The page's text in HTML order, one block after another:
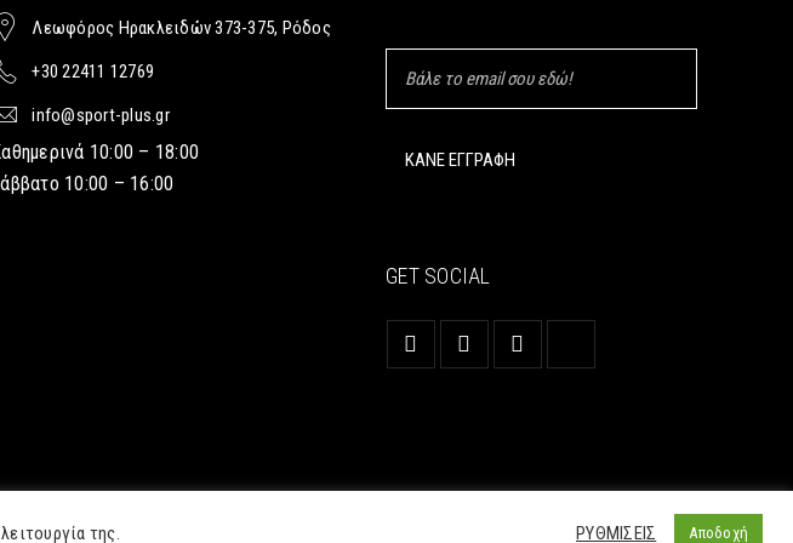
Λεωφόρος Ηρακλειδών 373-375, Ρόδος
+30 22411 12769
info@sport-plus.gr
10:00 – 18:00
10:00 – 16:00
GET SOCIAL
της. ΡΥΘΜΙΣΕΙΣ Αποδοχή